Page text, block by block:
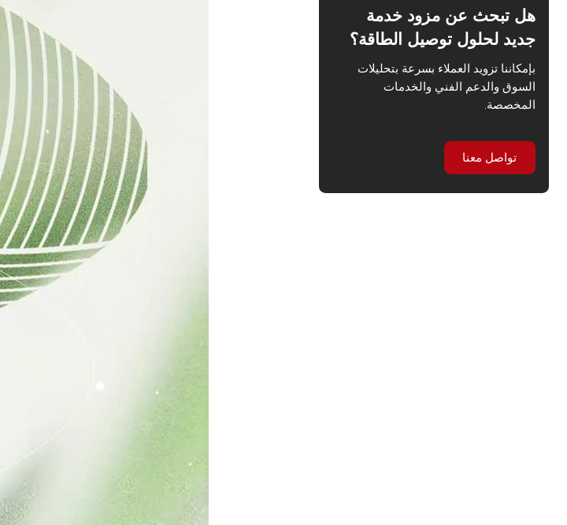
هل تبحث عن مزود خدمة
جديد لحلول توصيل الطاقة؟
بإمكاننا تزويد العملاء بسرعة بتحليلات
السوق والدعم الفني والخدمات
المخصصة.
تواصل معنا